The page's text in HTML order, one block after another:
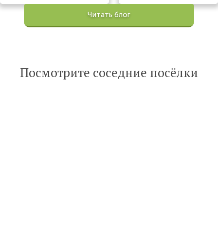
Просмотров:
Опубликована:
статью
Читать блог
Посмотрите соседние посёлки